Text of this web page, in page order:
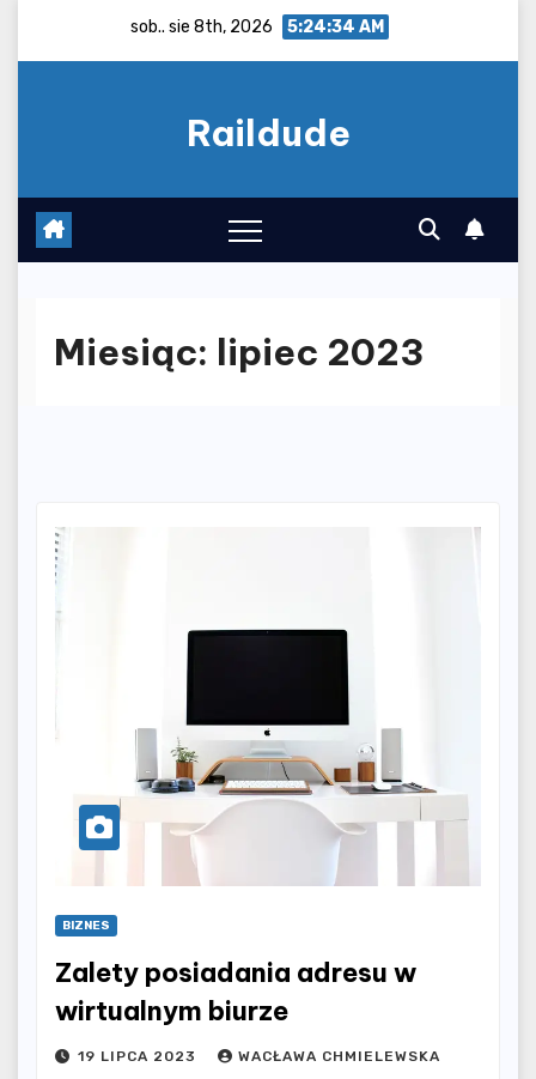
sob.. sie 8th, 2026 5:24:34 AM
Raildude
Miesiąc: lipiec 2023
BIZNES
Zalety posiadania adresu w
wirtualnym biurze
19 LIPCA 2023 WACŁAWA CHMIELEWSKA